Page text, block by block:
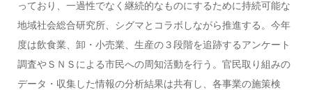
っており、一過性でなく継続的なものにするために持続可能な
地域社会総合研究所、シグマとコラボしながら推進する。今年
度は飲食業、卸・小売業、生産の３段階を追跡するアンケート
調査やＳＮＳによる市民への周知活動を行う。官民取り組みの
データ・収集した情報の分析結果は共有し、各事業の施策検